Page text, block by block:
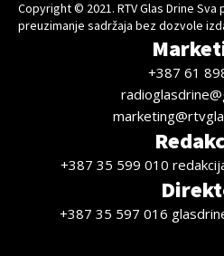
Copyright © 2021. RTV Glas Drine
preuzimanje sadržaja bez dozvole
+387 61
+387 35 599 010
+387 35 597 016